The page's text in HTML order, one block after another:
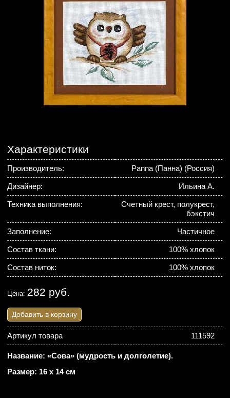
Характеристики
Производитель: Panna (Панна) (Россия)
Дизайнер: Ильина А.
Техника выполнения:
Счетный крест, полукрест,
бэкстич
Заполнение: Частичное
Состав ткани: 100% хлопок
Состав ниток: 100% хлопок
Цена: 282 руб.
Добавить в корзину
Артикул товара 111592
Название: «Сова» (мудрость и долголетие).
Размер: 16 х 14 см